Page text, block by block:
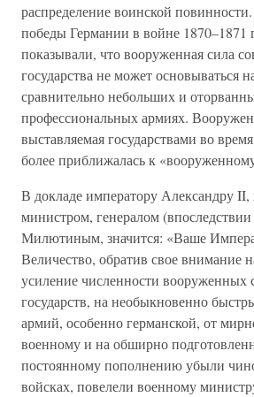
распределение воинской
победы Германии в войне 1870–1871
показывали, что вооруженная сила
государства не может основываться
сравнительно небольших и
профессиональных армиях.
выставляемая государствами во
более приближалась к
В докладе императору Александру
министром, генералом
Милютиным, значится: «Ваше
Величество, обратив свое внимание
усиление численности вооруженных
государств, на необыкновенно
армий, особенно германской, от
военному и на обширно
постоянному пополнению убыли
войсках, повелели военному